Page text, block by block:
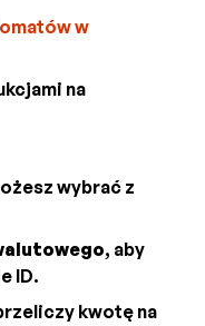
w
na
wybrać z
, aby
ID.
kwotę na